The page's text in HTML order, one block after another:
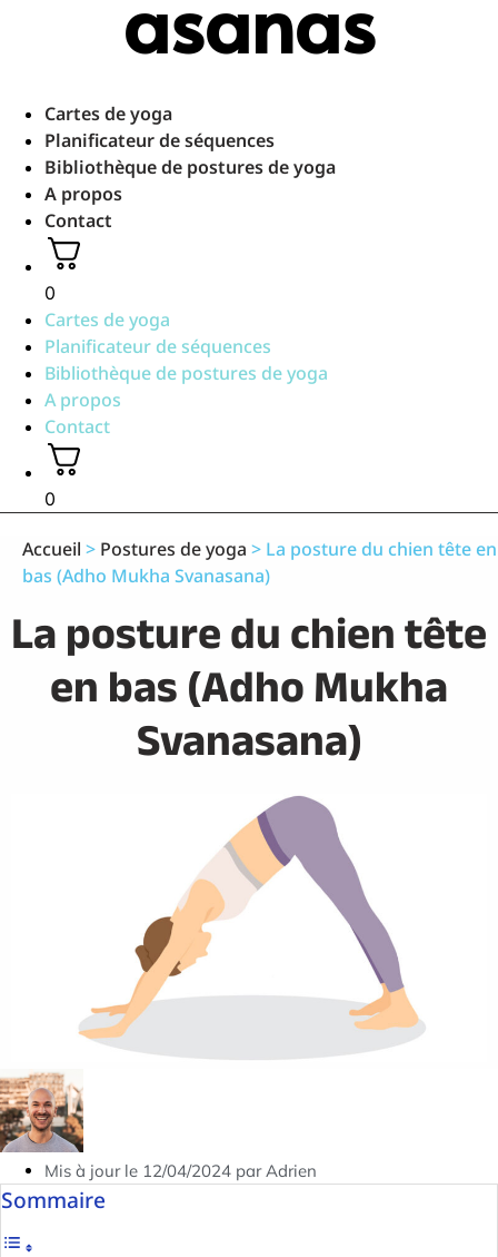
asanas
Cartes de yoga
Planificateur de séquences
Bibliothèque de postures de yoga
A propos
Contact
0
Cartes de yoga
Planificateur de séquences
Bibliothèque de postures de yoga
A propos
Contact
0
Accueil > Postures de yoga > La posture du chien tête en
bas (Adho Mukha Svanasana)
La posture du chien tête
en bas (Adho Mukha
Svanasana)
Mis à jour le 12/04/2024 par Adrien
Sommaire